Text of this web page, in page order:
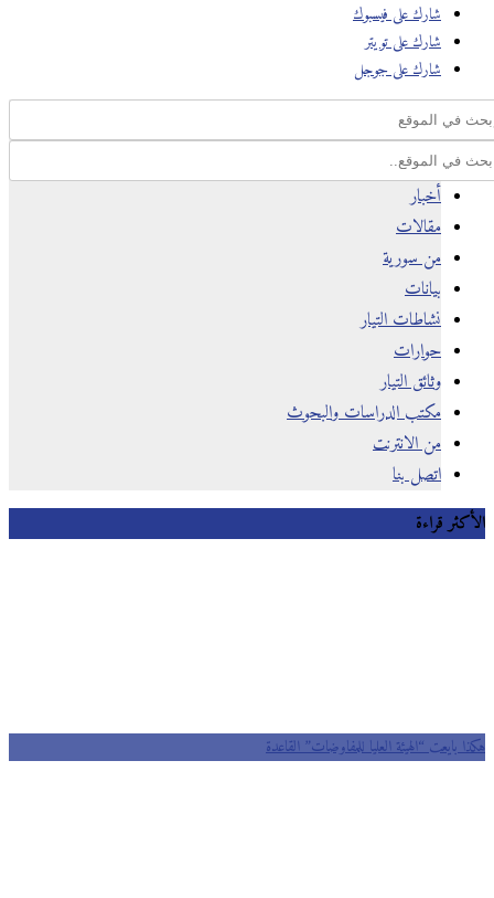
شارك على فيسبوك
شارك على تويتر
شارك على جوجل
أخبار
مقالات
من سورية
بيانات
نشاطات التيار
حوارات
وثائق التيار
مكتب الدراسات والبحوث
من الانترنت
اتصل بنا
قراءة
بايعت “الهيئة العليا للمفاوضات” القاعدة